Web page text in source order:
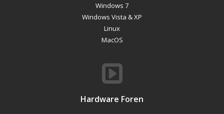
Windows 7
Windows Vista & XP
Linux
MacOS
Hardware Foren